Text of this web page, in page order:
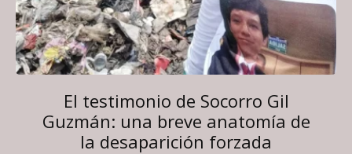
El testimonio de Socorro Gil
Guzmán: una breve anatomía de
la desaparición forzada